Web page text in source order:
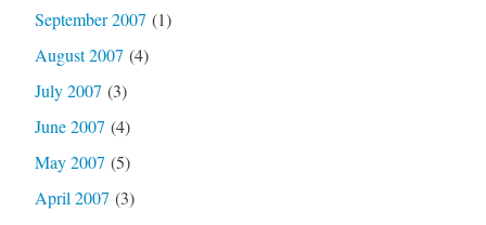
September 2007 (1)
August 2007 (4)
July 2007 (3)
June 2007 (4)
May 2007 (5)
April 2007 (3)